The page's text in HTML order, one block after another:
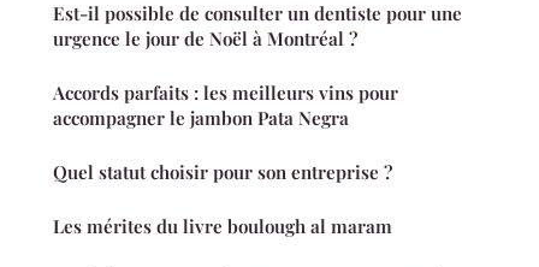
Est-il possible de consulter un dentiste pour une
urgence le jour de Noël à Montréal ?
Accords parfaits : les meilleurs vins pour
accompagner le jambon Pata Negra
Quel statut choisir pour son entreprise ?
Les mérites du livre boulough al maram